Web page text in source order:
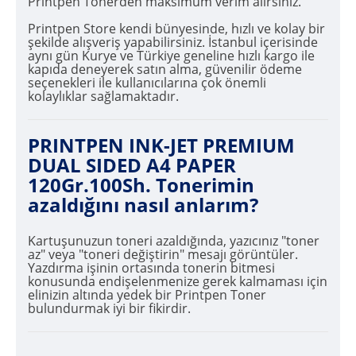
Printpen Store kendi bünyesinde, hızlı ve kolay bir
şekilde alışveriş yapabilirsiniz. İstanbul içerisinde
aynı gün Kurye ve Türkiye geneline hızlı kargo ile
kapıda deneyerek satın alma, güvenilir ödeme
seçenekleri ile kullanıcılarına çok önemli
kolaylıklar sağlamaktadır.
PRINTPEN INK-JET PREMIUM
DUAL SIDED A4 PAPER
120Gr.100Sh. Tonerimin
azaldığını nasıl anlarım?
Kartuşunuzun toneri azaldığında, yazıcınız "toner
az" veya "toneri değiştirin" mesajı görüntüler.
Yazdırma işinin ortasında tonerin bitmesi
konusunda endişelenmenize gerek kalmaması için
elinizin altında yedek bir Printpen Toner
bulundurmak iyi bir fikirdir.